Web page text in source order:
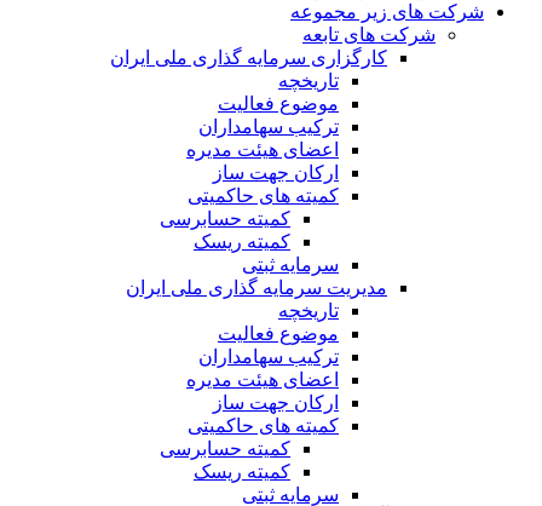
شرکت های زیر مجموعه
شرکت های تابعه
کارگزاری سرمایه گذاری ملی ایران
تاریخچه
موضوع فعالیت
ترکیب سهامداران
اعضای هیئت مدیره
ارکان جهت ساز
کمیته های حاکمیتی
کمیته حسابرسی
کمیته ریسک
سرمایه ثبتی
مدیریت سرمایه گذاری ملی ایران
تاریخچه
موضوع فعالیت
ترکیب سهامداران
اعضای هیئت مدیره
ارکان جهت ساز
کمیته های حاکمیتی
کمیته حسابرسی
کمیته ریسک
سرمایه ثبتی